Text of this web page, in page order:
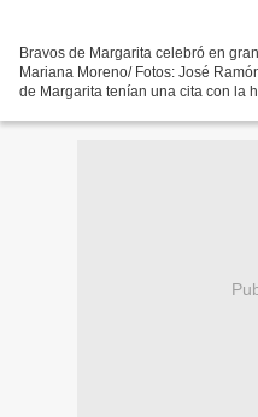
Bravos de Margarita celebró en gran su
Mariana Moreno/ Fotos: José
de Margarita tenían una cita con la